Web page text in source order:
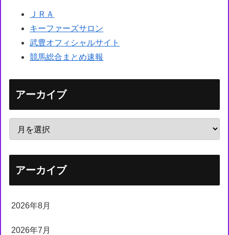
ＪＲＡ
キーファーズサロン
武豊オフィシャルサイト
競馬総合まとめ速報
アーカイブ
アーカイブ
2026年8月
2026年7月